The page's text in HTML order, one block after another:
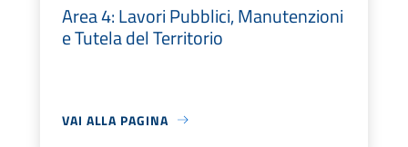
Area 4: Lavori Pubblici, Manutenzioni
e Tutela del Territorio
VAI ALLA PAGINA